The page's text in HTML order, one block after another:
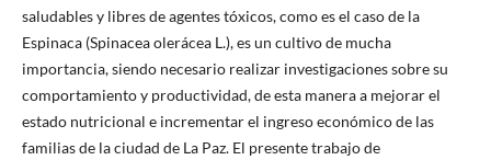
saludables y libres de agentes tóxicos, como es el caso de la
Espinaca (Spinacea olerácea L.), es un cultivo de mucha
importancia, siendo necesario realizar investigaciones sobre su
comportamiento y productividad, de esta manera a mejorar el
estado nutricional e incrementar el ingreso económico de las
familias de la ciudad de La Paz. El presente trabajo de